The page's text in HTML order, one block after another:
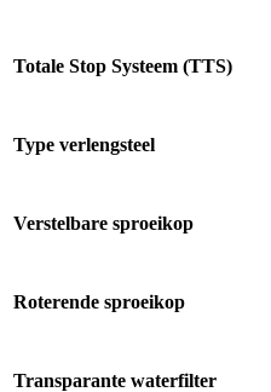
Totale Stop Systeem (TTS)
Type verlengsteel
Verstelbare sproeikop
Roterende sproeikop
Transparante waterfilter